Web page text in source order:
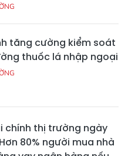
tăng cường kiểm soát
thuốc lá nhập ngoại
chính thị trường ngày
80% người mua nhà